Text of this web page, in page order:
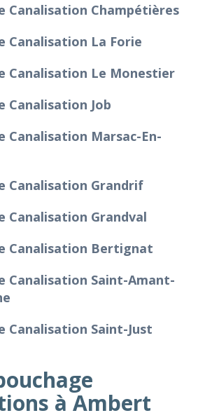
Canalisation Champétières
Canalisation La Forie
Canalisation Le Monestier
Canalisation Job
Canalisation Marsac-En-
Canalisation Grandrif
Canalisation Grandval
Canalisation Bertignat
Canalisation Saint-Amant-
Canalisation Saint-Just
à Ambert